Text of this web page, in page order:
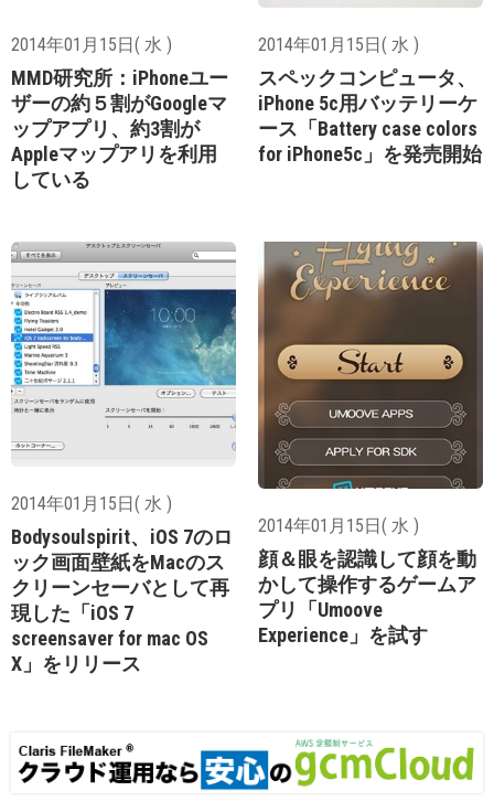
2014年01月15日( 水 )
MMD研究所：iPhoneユー
ザーの約５割がGoogleマ
ップアプリ、約3割が
Appleマップアリを利用
している
2014年01月15日( 水 )
スペックコンピュータ、
iPhone 5c用バッテリーケ
ース「Battery case colors
for iPhone5c」を発売開始
2014年01月15日( 水 )
Bodysoulspirit、iOS 7のロ
ック画面壁紙をMacのス
クリーンセーバとして再
現した「iOS 7
screensaver for mac OS
X」をリリース
2014年01月15日( 水 )
顔＆眼を認識して顔を動
かして操作するゲームア
プリ「Umoove
Experience」を試す